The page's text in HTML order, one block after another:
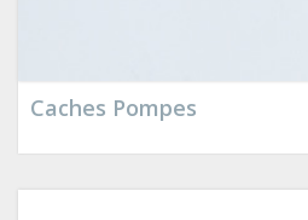
Caches Pompes